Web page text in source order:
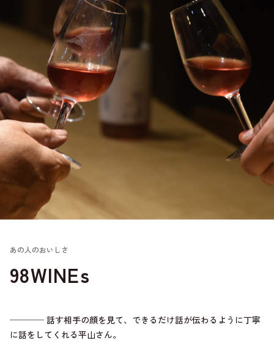
あの人のおいしさ
98WINEs
──── 話す相手の顔を見て、できるだけ話が伝わるように丁寧
に話をしてくれる平山さん。